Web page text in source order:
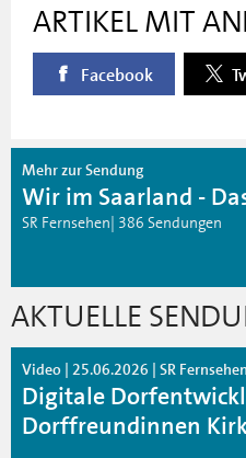
ARTIKEL MIT
Facebook
Mehr zur Sendung
Wir im Saarland -
SR Fernsehen| 386 Sendungen
AKTUELLE
Video | 25.06.2026 | SR Fernsehen
Digitale
Dorffreundinnen